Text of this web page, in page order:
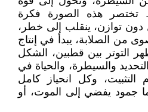
تختصر هذه الصورة فكرة
توازن، ينقلب إلى خطر،
من الصلابة، يبدأ في إنتاج
التوتر بين قطبين، الشكل
والسيطرة، والحياة في
التثبيت، وكل انحياز كامل
جمود يفضي إلى الموت، أو